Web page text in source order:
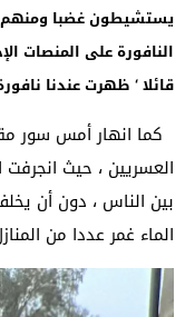
يستشيطون غضبا ومنهم
النافورة على المنصات
قائلا ‘ ظهرت عندنا
كما انهار أمس سور
العسريين ، حيث انجرفت
بين الناس ، دون أن
الماء غمر عددا من